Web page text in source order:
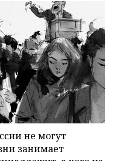
не могут
занимает